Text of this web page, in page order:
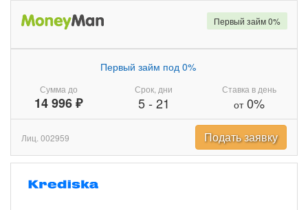
Сумма до
14 996 ₽
Первый займ под 0%
Срок, дни
5- 21
Ставка в день
от0%
Первый займ 0%
Лиц. 002959 Подать заявку